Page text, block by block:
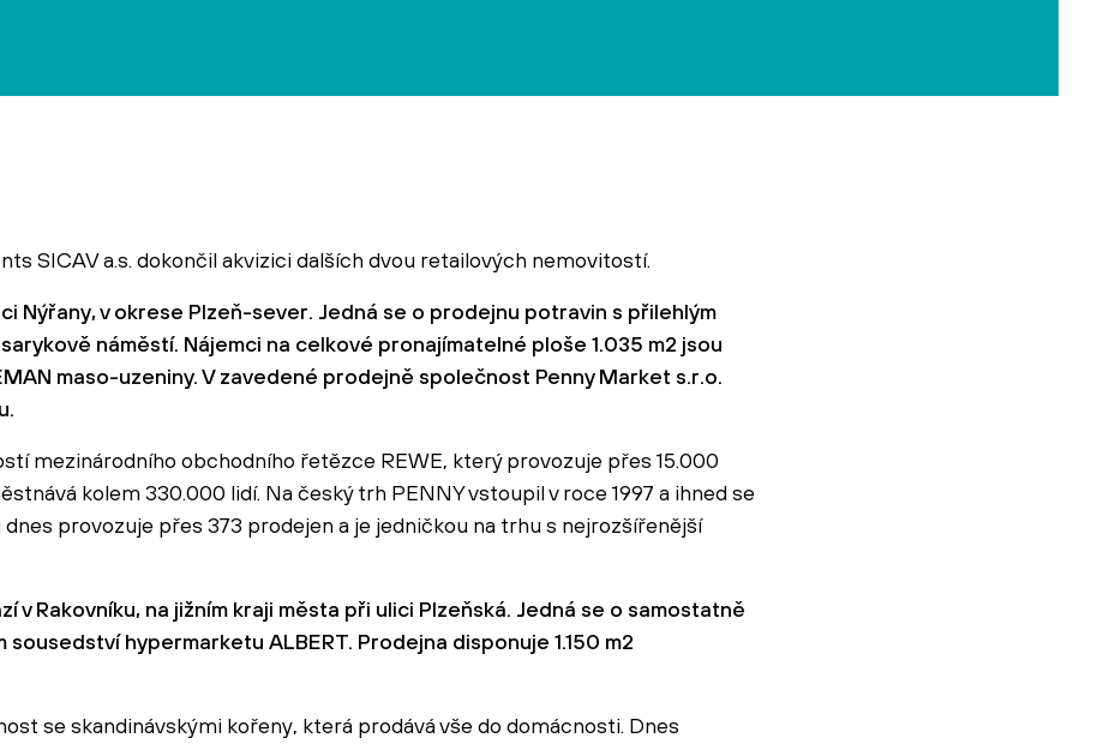
SICAV a.s. dokončil akvizici dalších dvou retailových nemovitostí.
Nýřany, v okrese Plzeň-sever. Jedná se o prodejnu potravin s přilehlým
náměstí. Nájemci na celkové pronajímatelné ploše 1.035 m2 jsou
maso-uzeniny. V zavedené prodejně společnost Penny Market s.r.o.
mezinárodního obchodního řetězce REWE, který provozuje přes 15.000
kolem 330.000 lidí. Na český trh PENNY vstoupil v roce 1997 a ihned se
provozuje přes 373 prodejen a je jedničkou na trhu s nejrozšířenější
v Rakovníku, na jižním kraji města při ulici Plzeňská. Jedná se o samostatně
hypermarketu ALBERT. Prodejna disponuje 1.150 m2
se skandinávskými kořeny, která prodává vše do domácnosti. Dnes